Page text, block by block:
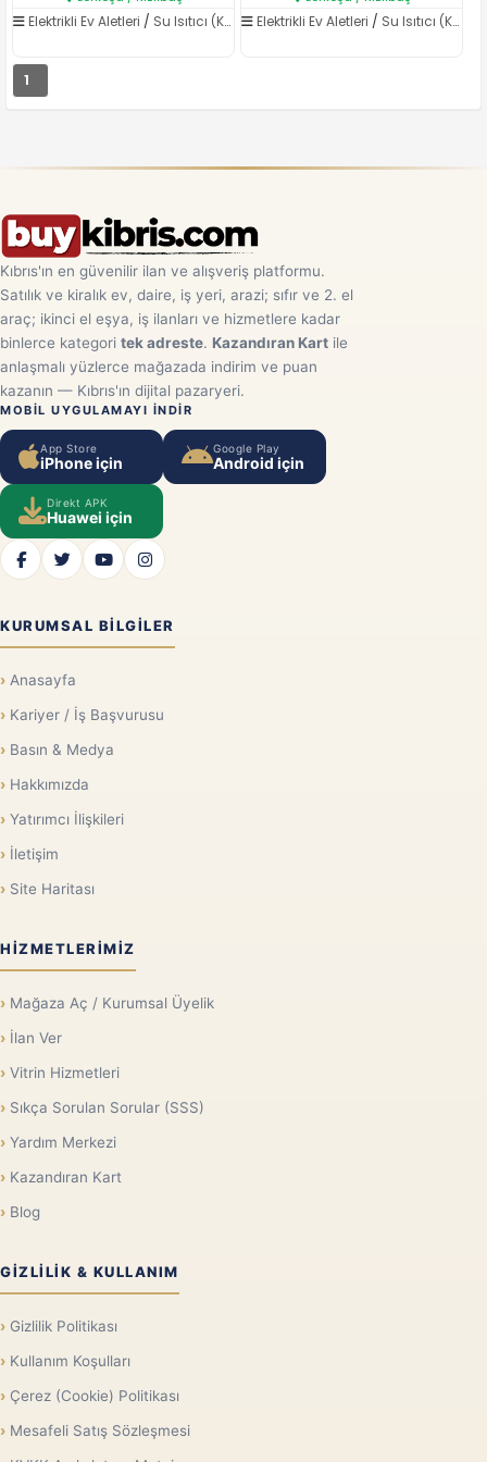
Elektrikli Ev Aletleri / Su Isıtıcı (Kettle) Elektrikli Ev Aletleri / Su Isıtıcı (Kettle)
1
Kıbrıs'ın en güvenilir ilan ve alışveriş platformu.
Satılık ve kiralık ev, daire, iş yeri, arazi; sıfır ve 2. el
araç; ikinci el eşya, iş ilanları ve hizmetlere kadar
binlerce kategori tek adreste. Kazandıran Kart ile
anlaşmalı yüzlerce mağazada indirim ve puan
kazanın — Kıbrıs'ın dijital pazaryeri.
MOBIL UYGULAMAYI INDIR
App Store
iPhone için
Google Play
Android için
Direkt APK
Huawei için
KURUMSAL BILGILER
Anasayfa
Kariyer / İş Başvurusu
Basın & Medya
Hakkımızda
Yatırımcı İlişkileri
İletişim
Site Haritası
HIZMETLERIMIZ
Mağaza Aç / Kurumsal Üyelik
İlan Ver
Vitrin Hizmetleri
Sıkça Sorulan Sorular (SSS)
Yardım Merkezi
Kazandıran Kart
Blog
GIZLILIK & KULLANIM
Gizlilik Politikası
Kullanım Koşulları
Çerez (Cookie) Politikası
Mesafeli Satış Sözleşmesi